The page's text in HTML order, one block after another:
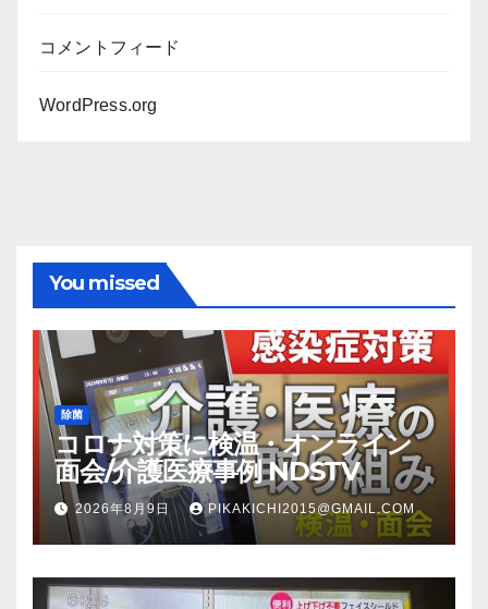
コメントフィード
WordPress.org
You missed
除菌
コロナ対策に検温・オンライン
面会/介護医療事例 NDSTV
2026年8月9日 PIKAKICHI2015@GMAIL.COM